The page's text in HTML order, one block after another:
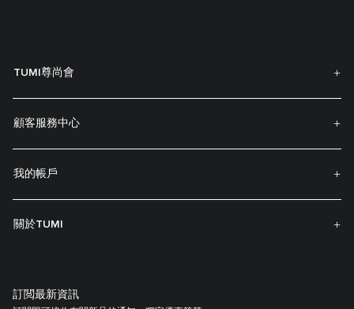
TUMI尊尚會
顧客服務中心
我的帳戶
關於TUMI
訂閲最新資訊